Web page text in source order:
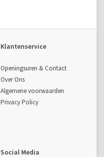
Klantenservice
Openingsuren & Contact
Over Ons
Algemene voorwaarden
Privacy Policy
Social Media